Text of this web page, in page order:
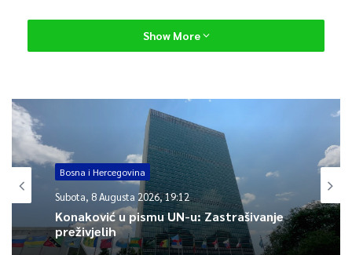
Dodao je da je ekipa dala sve od sebe, iako im na parketu zbog
meču.
– Pokazali smo sjajnu igri i dokazali da možemo igrati sa
svakim. Idemo dalje da probamo da pobijedimo Švedsku u
subotu – dodao je selektor bh. tima.
0
Show More
Bosna i Hercegovina
Subota, 8 Augusta 2026, 19:12
Konaković u pismu UN-u: Zastrašivanje
preživjelih